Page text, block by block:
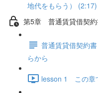
地代をもらう） (2:17)
第5章 普通賃貸借契約
普通賃貸借契約
らから
lesson 1 この章